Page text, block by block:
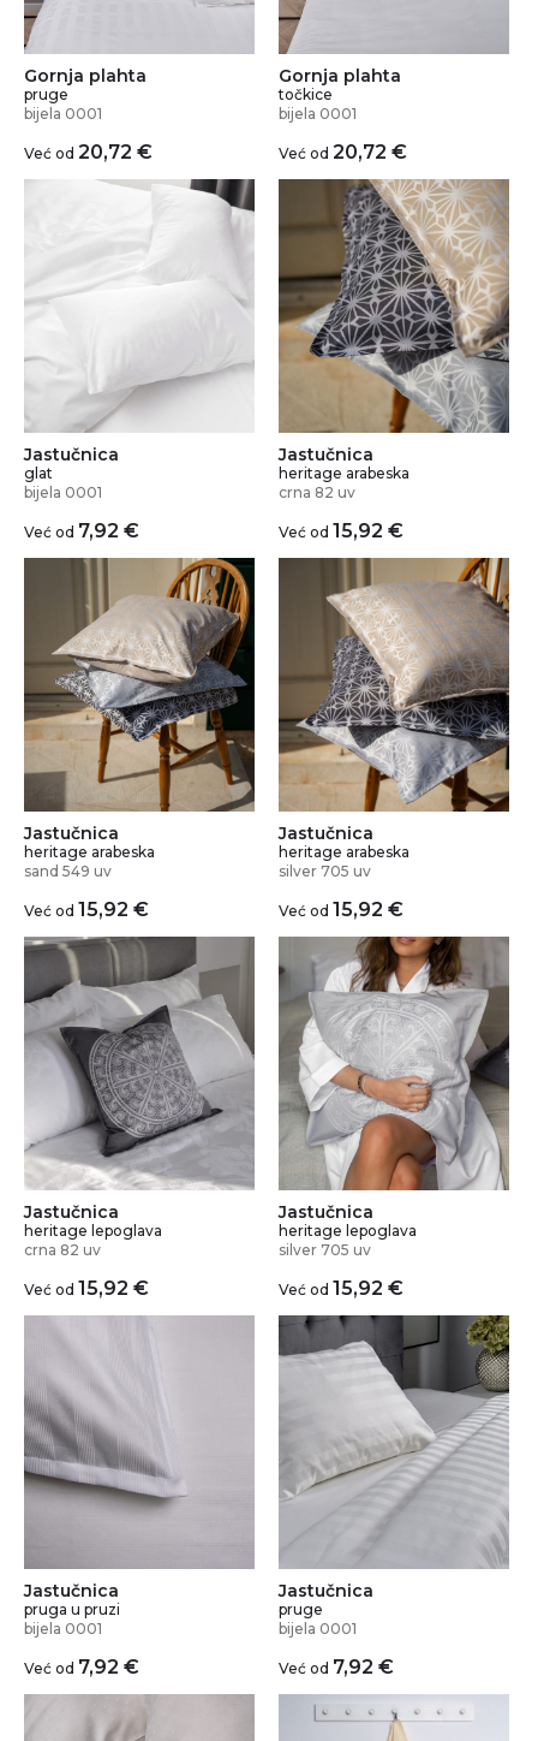
Gornja plahta
pruge
bijela 0001
Već od 20,72 €
Gornja plahta
točkice
bijela 0001
Već od 20,72 €
Jastučnica
glat
bijela 0001
Već od 7,92 €
Jastučnica
heritage arabeska
crna 82 uv
Već od 15,92 €
Jastučnica
heritage arabeska
sand 549 uv
Već od 15,92 €
Jastučnica
heritage arabeska
silver 705 uv
Već od 15,92 €
Jastučnica
heritage lepoglava
crna 82 uv
Već od 15,92 €
Jastučnica
heritage lepoglava
silver 705 uv
Već od 15,92 €
Jastučnica
pruga u pruzi
bijela 0001
Već od 7,92 €
Jastučnica
pruge
bijela 0001
Već od 7,92 €